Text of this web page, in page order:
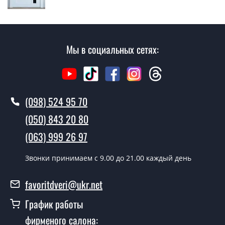
замер и консультацию на выезде. Каждый сотрудник
Вызов замерщика-консультанта стоит 500 грн.
Вы производите установку
Да производим. Монтаж межкомнатных дверей ТМ
Фаворит производится согласно очереди, во все дни
кроме воскресенья.
Герта грей BLK?
Стоимость установки дверей Герта грей BLK - от 1800
Мы в социальных сетях:
(098) 524 95 70
(050) 843 20 80
(063) 999 26 97
Звонки принимаем c 9.00 до 21.00 каждый день
favoritdveri@ukr.net
График работы
фирменого салона: